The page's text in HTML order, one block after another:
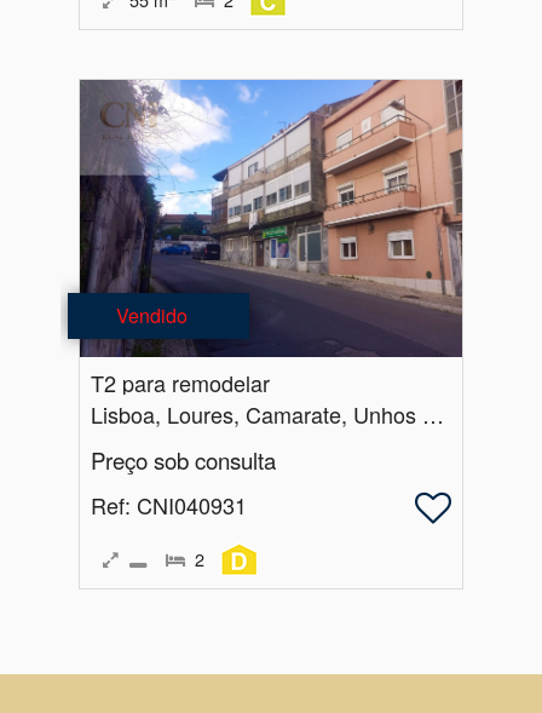
Vendido
T2 para remodelar
Lisboa, Loures, Camarate, Unhos e Apelação
Preço sob consulta
Ref: CNI040931
2